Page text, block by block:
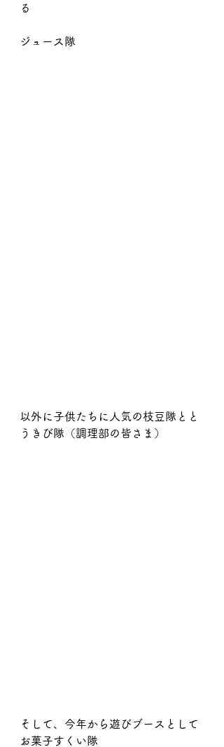
る
ジュース隊
以外に子供たちに人気の枝豆隊とと
うきび隊（調理部の皆さま）
そして、今年から遊びブースとして
お菓子すくい隊